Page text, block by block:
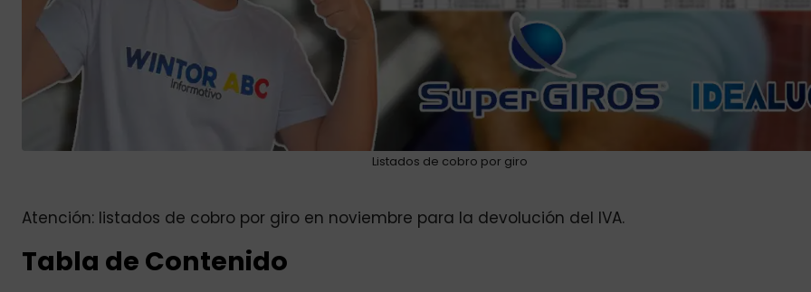
Listados de cobro por giro
Atención: listados de cobro por giro en noviembre para la devolución del IVA.
Tabla de Contenido